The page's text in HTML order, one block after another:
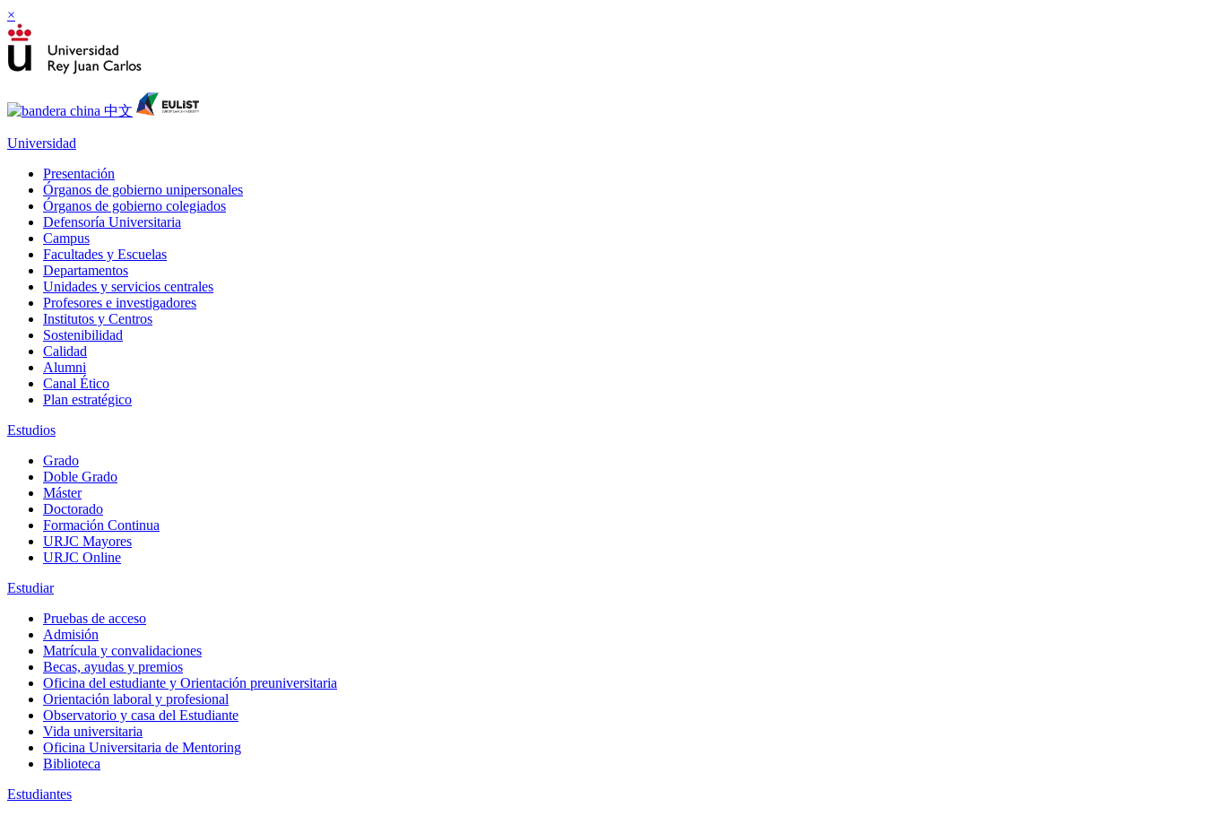
×
Universidad
Presentación
Órganos de gobierno unipersonales
Órganos de gobierno colegiados
Defensoría Universitaria
Campus
Facultades y Escuelas
Departamentos
Unidades y servicios centrales
Profesores e investigadores
Institutos y Centros
Sostenibilidad
Calidad
Alumni
Canal Ético
Plan estratégico
Estudios
Grado
Doble Grado
Máster
Doctorado
Formación Continua
URJC Mayores
URJC Online
Estudiar
Pruebas de acceso
Admisión
Matrícula y convalidaciones
Becas, ayudas y premios
Oficina del estudiante y Orientación preuniversitaria
Orientación laboral y profesional
Observatorio y casa del Estudiante
Vida universitaria
Oficina Universitaria de Mentoring
Biblioteca
Estudiantes